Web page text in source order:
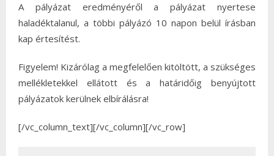
A pályázat eredményéről a pályázat nyertese
haladéktalanul, a többi pályázó 10 napon belül írásban
kap értesítést.
Figyelem! Kizárólag a megfelelően kitöltött, a szükséges
mellékletekkel ellátott és a határidőig benyújtott
pályázatok kerülnek elbírálásra!
[/vc_column_text][/vc_column][/vc_row]